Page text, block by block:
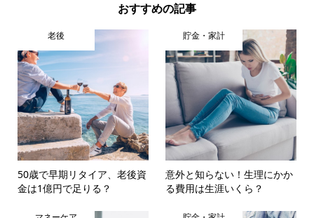
おすすめの記事
老後
50歳で早期リタイア、老後資
金は1億円で足りる？
貯金・家計
意外と知らない！生理にかか
る費用は生涯いくら？